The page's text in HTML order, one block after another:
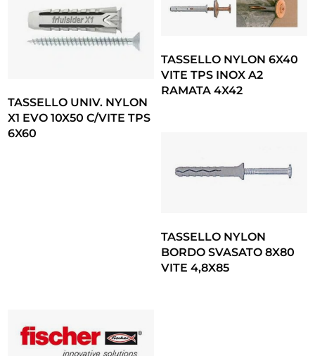
TASSELLO UNIV. NYLON
X1 EVO 10X50 C/VITE TPS
6X60
TASSELLO NYLON 6X40
VITE TPS INOX A2
RAMATA 4X42
TASSELLO NYLON
BORDO SVASATO 8X80
VITE 4,8X85